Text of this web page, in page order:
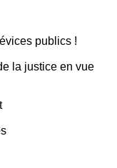
publics !
la justice en vue